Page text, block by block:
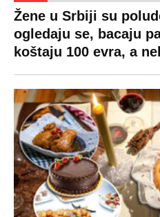
Žene u Srbiji su
ogledaju se, bacaju
koštaju 100 evra, a